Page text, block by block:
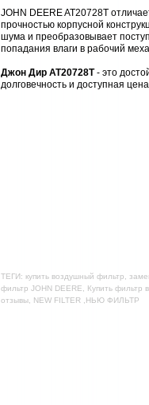
JOHN DEERE AT20728T
прочностью корпусной
шума и преобразовывает
попадания влаги в рабочий
Джон Дир AT20728T- это
долговечность и доступная
ТЕГИ: купить воздушный фильтр,
фильтр JOHN DEERE, Купить фильтр
отзывы, NEW FILTER ,НЬЮ ФИЛЬТР